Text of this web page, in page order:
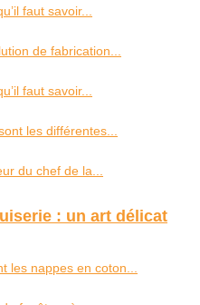
faut savoir...
de fabrication...
faut savoir...
les différentes...
du chef de la...
: un art délicat
les nappes en coton...